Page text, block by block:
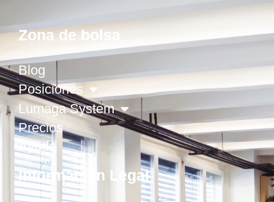
Zona de bolsa
Blog
Posiciones
Lumaga System
Precios
Ayuda
Información Legal